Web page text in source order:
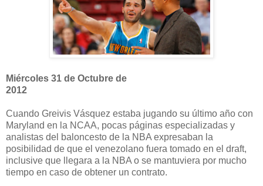
Miércoles 31 de Octubre de
2012
Cuando Greivis Vásquez estaba jugando su último año con
Maryland en la NCAA, pocas páginas especializadas y
analistas del baloncesto de la NBA expresaban la
posibilidad de que el venezolano fuera tomado en el draft,
inclusive que llegara a la NBA o se mantuviera por mucho
tiempo en caso de obtener un contrato.